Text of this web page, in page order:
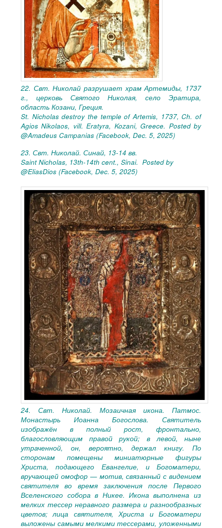
22. Свт. Николай разрушает храм Артемиды, 1737
г., церковь Святого Николая, село Эратира,
область Козани, Греция.
St. Nicholas destroy the temple of Artemis, 1737, Ch. of
Agios Nikolaos, vill. Eratyra, Kozani, Greece. Posted by
@Amadeus Campanias (Facebook, Dec. 5, 2025)
23. Свт. Николай. Синай, 13-14 вв.
Saint Nicholas, 13th-14th cent., Sinai. Posted by
@EliasDios (Facebook, Dec. 5, 2025)
24. Свт. Николай. Мозаичная икона. Патмос.
Монастырь Иоанна Богослова. Святитель
изображён в полный рост, фронтально,
благословляющим правой рукой; в левой, ныне
утраченной, он, вероятно, держал книгу. По
сторонам помещены миниатюрные фигуры
Христа, подающего Евангелие, и Богоматери,
вручающей омофор — мотив, связанный с видением
святителя во время заключения после Первого
Вселенского собора в Никее. Икона выполнена из
мелких тессер неравного размера и разнообразных
цветов; лица святителя, Христа и Богоматери
выложены самыми мелкими тессерами, уложенными